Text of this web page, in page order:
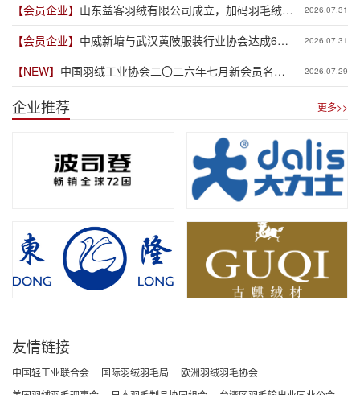
【会员企业】 山东益客羽绒有限公司成立，加码羽毛绒制
品全产业链布局
2026.07.31
【会员企业】 中威新塘与武汉黄陂服装行业协会达成6亿
元供应链专项授信合作
2026.07.31
【NEW】 中国羽绒工业协会二〇二六年七月新会员名单
公示
2026.07.29
企业推荐 更多>>
友情链接
中国轻工业联合会 国际羽绒羽毛局
欧洲羽绒羽毛协会